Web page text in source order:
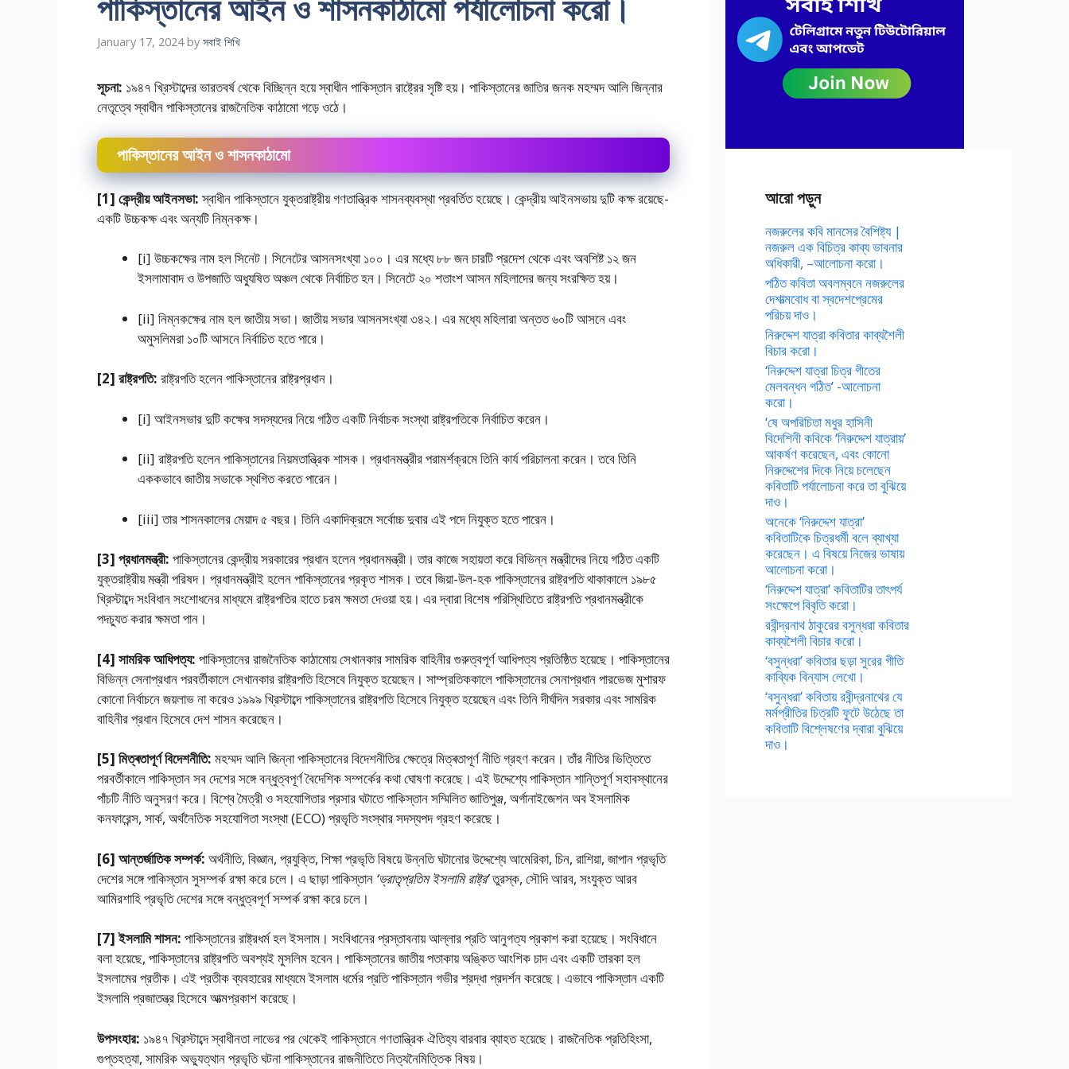
January 17, 2024 by সবাই শিখি
সূচনা: ১৯৪৭ খ্রিস্টাব্দের ভারতবর্ষ থেকে বিচ্ছিন্ন হয়ে স্বাধীন পাকিস্তান রাষ্ট্রের সৃষ্টি হয়। পাকিস্তানের জাতির জনক মহম্মদ আলি জিন্নার
নেতৃত্বে স্বাধীন পাকিস্তানের রাজনৈতিক কাঠামাে গড়ে ওঠে।
পাকিস্তানের আইন ও শাসনকাঠামো
[1] কেন্দ্রীয় আইনসভা:স্বাধীন পাকিস্তানে যুক্তরাষ্ট্রীয় গণতান্ত্রিক শাসনব্যবস্থা প্রবর্তিত হয়েছে। কেন্দ্রীয় আইনসভায় দুটি কক্ষ রয়েছে-
একটি উচ্চকক্ষ এবং অন্যটি নিম্নকক্ষ।
[i] উচ্চকক্ষের নাম হল সিনেট। সিনেটের আসনসংখ্যা ১০০। এর মধ্যে ৮৮ জন চারটি প্রদেশ থেকে এবং অবশিষ্ট ১২ জন
ইসলামাবাদ ও উপজাতি অধ্যুষিত অঞ্চল থেকে নির্বাচিত হন। সিনেটে ২০ শতাংশ আসন মহিলাদের জন্য সংরক্ষিত হয়।
[ii] নিম্নকক্ষের নাম হল জাতীয় সভা। জাতীয় সভার আসনসংখ্যা ৩৪২। এর মধ্যে মহিলারা অন্তত ৬০টি আসনে এবং
অমুসলিমরা ১০টি আসনে নির্বাচিত হতে পারে।
[2] রাষ্ট্রপতি: রাষ্ট্রপতি হলেন পাকিস্তানের রাষ্ট্রপ্রধান।
[i] আইনসভার দুটি কক্ষের সদস্যদের নিয়ে গঠিত একটি নির্বাচক সংস্থা রাষ্ট্রপতিকে নির্বাচিত করেন।
[ii] রাষ্ট্রপতি হলেন পাকিস্তানের নিয়মতান্ত্রিক শাসক। প্রধানমন্ত্রীর পরামর্শক্রমে তিনি কার্য পরিচালনা করেন। তবে তিনি
এককভাবে জাতীয় সভাকে স্থগিত করতে পারেন।
[iii] তার শাসনকালের মেয়াদ ৫ বছর। তিনি একাদিক্রমে সর্বোচ্চ দুবার এই পদে নিযুক্ত হতে পারেন।
[3] প্রধানমন্ত্রী: পাকিস্তানের কেন্দ্রীয় সরকারের প্রধান হলেন প্রধানমন্ত্রী। তার কাজে সহায়তা করে বিভিন্ন মন্ত্রীদের নিয়ে গঠিত একটি
যুক্তরাষ্ট্রীয় মন্ত্রী পরিষদ। প্রধানমন্ত্রীই হলেন পাকিস্তানের প্রকৃত শাসক। তবে জিয়া-উল-হক পাকিস্তানের রাষ্ট্রপতি থাকাকালে ১৯৮৫
খ্রিস্টাব্দে সংবিধান সংশােধনের মাধ্যমে রাষ্ট্রপতির হাতে চরম ক্ষমতা দেওয়া হয়। এর দ্বারা বিশেষ পরিস্থিতিতে রাষ্ট্রপতি প্রধানমন্ত্রীকে
পদচ্যুত করার ক্ষমতা পান।
[4] সামরিক আধিপত্য: পাকিস্তানের রাজনৈতিক কাঠামােয় সেখানকার সামরিক বাহিনীর গুরুত্বপূর্ণ আধিপত্য প্রতিষ্ঠিত হয়েছে। পাকিস্তানের
বিভিন্ন সেনাপ্রধান পরবর্তীকালে সেখানকার রাষ্ট্রপতি হিসেবে নিযুক্ত হয়েছেন। সাম্প্রতিককালে পাকিস্তানের সেনাপ্রধান পারভেজ মুশারফ
কোনাে নির্বাচনে জয়লাভ না করেও ১৯৯৯ খ্রিস্টাব্দে পাকিস্তানের রাষ্ট্রপতি হিসেবে নিযুক্ত হয়েছেন এবং তিনি দীর্ঘদিন সরকার এবং সামরিক
বাহিনীর প্রধান হিসেবে দেশ শাসন করেছেন।
[5] মিত্ৰতাপূর্ণ বিদেশনীতি: মহম্মদ আলি জিন্না পাকিস্তানের বিদেশনীতির ক্ষেত্রে মিত্ৰতাপূর্ণ নীতি গ্রহণ করেন। তাঁর নীতির ভিত্তিতে
পরবর্তীকালে পাকিস্তান সব দেশের সঙ্গে বন্ধুত্বপূর্ণ বৈদেশিক সম্পর্কের কথা ঘােষণা করেছে। এই উদ্দেশ্যে পাকিস্তান শান্তিপূর্ণ সহাবস্থানের
পাঁচটি নীতি অনুসরণ করে। বিশ্বে মৈত্রী ও সহযােগিতার প্রসার ঘটাতে পাকিস্তান সম্মিলিত জাতিপুঞ্জ, অর্গানাইজেশন অব ইসলামিক
কনফারেন্স, সার্ক, অর্থনৈতিক সহযােগিতা সংস্থা (ECO) প্রভৃতি সংস্থার সদস্যপদ গ্রহণ করেছে।
[6] আন্তর্জাতিক সম্পর্ক: অর্থনীতি, বিজ্ঞান, প্রযুক্তি, শিক্ষা প্রভৃতি বিষয়ে উন্নতি ঘটানাের উদ্দেশ্যে আমেরিকা, চিন, রাশিয়া, জাপান প্রভৃতি
দেশের সঙ্গে পাকিস্তান সুসম্পর্ক রক্ষা করে চলে। এ ছাড়া পাকিস্তান ‘ভ্রাতৃপ্রতিম ইসলামি রাষ্ট্র’তুরস্ক, সৌদি আরব, সংযুক্ত আরব
আমিরশাহি প্রভৃতি দেশের সঙ্গে বন্ধুত্বপূর্ণ সম্পর্ক রক্ষা করে চলে।
[7] ইসলামি শাসন: পাকিস্তানের রাষ্ট্রধর্ম হল ইসলাম। সংবিধানের প্রস্তাবনায় আল্লার প্রতি আনুগত্য প্রকাশ করা হয়েছে। সংবিধানে
বলা হয়েছে, পাকিস্তানের রাষ্ট্রপতি অবশ্যই মুসলিম হবেন। পাকিস্তানের জাতীয় পতাকায় অঙ্কিত আংশিক চাদ এবং একটি তারকা হল
ইসলামের প্রতীক। এই প্রতীক ব্যবহারের মাধ্যমে ইসলাম ধর্মের প্রতি পাকিস্তান গভীর শ্রদ্ধা প্রদর্শন করেছে। এভাবে পাকিস্তান একটি
ইসলামি প্রজাতন্ত্র হিসেবে আত্মপ্রকাশ করেছে।
উপসংহার: ১৯৪৭ খ্রিস্টাব্দে স্বাধীনতা লাভের পর থেকেই পাকিস্তানে গণতান্ত্রিক ঐতিহ্য বারবার ব্যাহত হয়েছে। রাজনৈতিক প্রতিহিংসা,
গুপ্তহত্যা, সামরিক অভ্যুত্থান প্রভৃতি ঘটনা পাকিস্তানের রাজনীতিতে নিত্যনৈমিত্তিক বিষয়।
আরো পড়ুন
নজরুলের কবি মানসের বৈশিষ্ট্য |
নজরুল এক বিচিত্র কাব্য ভাবনার
অধিকারী, –আলোচনা করো।
পঠিত কবিতা অবলম্বনে নজরুলের
দেশাত্মবোধ বা স্বদেশপ্রেমের
পরিচয় দাও।
নিরুদ্দেশ যাত্রা কবিতার কাব্যশৈলী
বিচার করো।
‘নিরুদ্দেশ যাত্রা চিত্র গীতের
মেলবন্ধন গঠিত’ -আলোচনা
করো।
‘ষে অপরিচিতা মধুর হাসিনী
বিদেশিনী কবিকে ‘নিরুদ্দেশ যাত্রায়’
আকর্ষণ করেছেন, এবং কোনো
নিরুদ্দেশের দিকে নিয়ে চলেছেন
কবিতাটি পর্যালোচনা করে তা বুঝিয়ে
দাও।
অনেকে ‘নিরুদ্দেশ যাত্রা’
কবিতাটিকে চিত্রধর্মী বলে ব্যাখ্যা
করেছেন। এ বিষয়ে নিজের ভাষায়
আলোচনা করো।
‘নিরুদ্দেশ যাত্রা’ কবিতাটির তাৎপর্য
সংক্ষেপে বিবৃতি করো।
রবীন্দ্রনাথ ঠাকুরের বসুন্ধরা কবিতার
কাব্যশৈলী বিচার করো।
‘বসুন্ধরা’ কবিতার ছড়া সুরের গীতি
কাব্যিক বিন্যাস লেখো।
‘বসুন্ধরা’ কবিতায় রবীন্দ্রনাথের যে
মর্মপ্রীতির চিত্রটি ফুটে উঠেছে তা
কবিতাটি বিশ্লেষণের দ্বারা বুঝিয়ে
দাও।